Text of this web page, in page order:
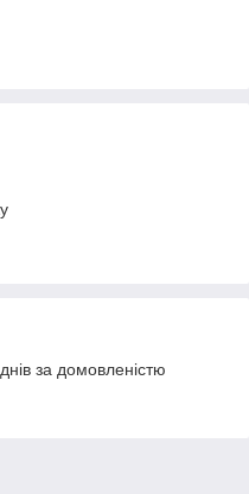
за домовленістю